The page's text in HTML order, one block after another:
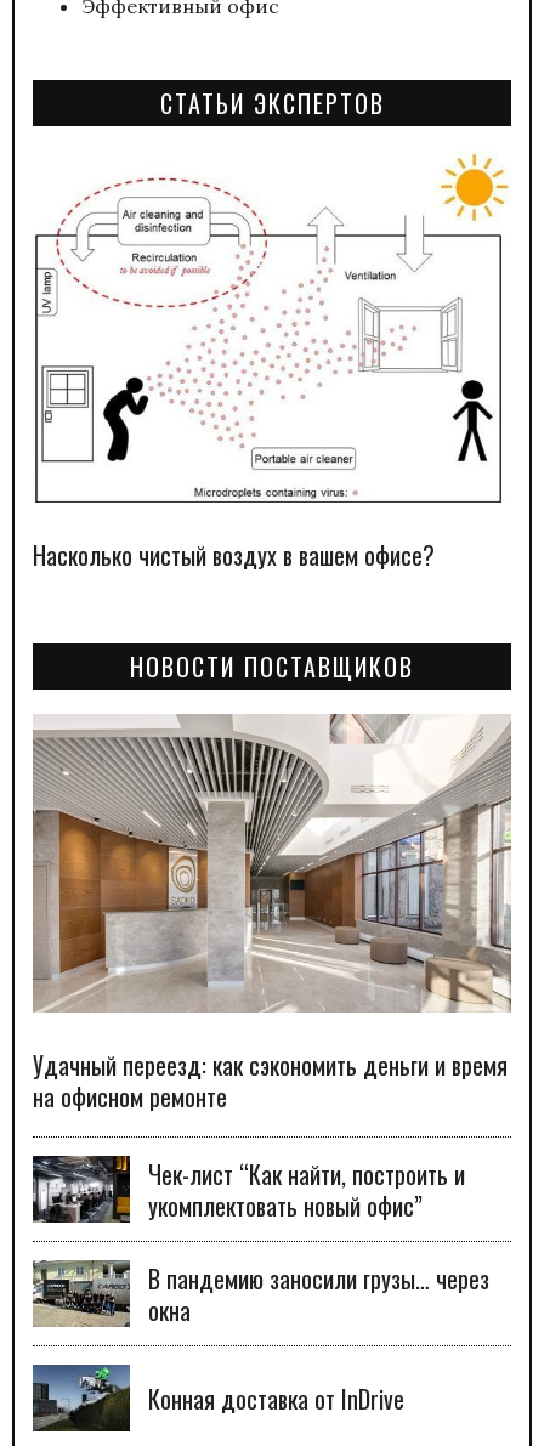
Эффективный офис
СТАТЬИ ЭКСПЕРТОВ
Насколько чистый воздух в вашем офисе?
НОВОСТИ ПОСТАВЩИКОВ
Удачный переезд: как сэкономить деньги и время
на офисном ремонте
Чек-лист “Как найти, построить и
укомплектовать новый офис”
В пандемию заносили грузы… через
окна
Конная доставка от InDrive